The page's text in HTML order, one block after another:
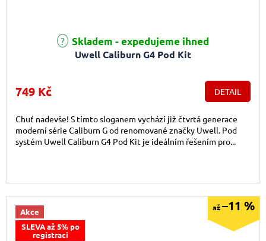
Uwell Caliburn G4 Pod Kit
Průměrné hodnocení produktu je 5,0 z 5 hvězdiček.
Skladem - expedujeme ihned
749 Kč DETAIL
Chuť nadevše! S tímto sloganem vychází již čtvrtá generace
moderní série Caliburn G od renomované značky Uwell. Pod
systém Uwell Caliburn G4 Pod Kit je ideálním řešením pro...
Akce
SLEVA až 5% po
registraci
až–11 %